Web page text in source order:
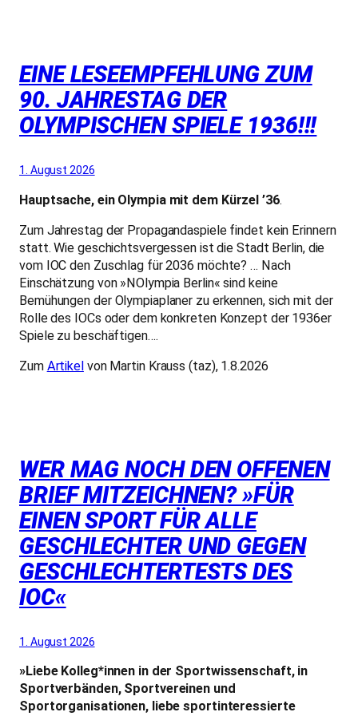
EINE LESEEMPFEHLUNG ZUM
90. JAHRESTAG DER
OLYMPISCHEN SPIELE 1936!!!
1. August 2026
Hauptsache, ein Olympia mit dem Kürzel ’36.
Zum Jahrestag der Propagandaspiele findet kein Erinnern
statt. Wie geschichtsvergessen ist die Stadt Berlin, die
vom IOC den Zuschlag für 2036 möchte? … Nach
Einschätzung von »NOlympia Berlin« sind keine
Bemühungen der Olympiaplaner zu erkennen, sich mit der
Rolle des IOCs oder dem konkreten Konzept der 1936er
Spiele zu beschäftigen….
Zum Artikelvon Martin Krauss (taz), 1.8.2026
WER MAG NOCH DEN OFFENEN
BRIEF MITZEICHNEN? »FÜR
EINEN SPORT FÜR ALLE
GESCHLECHTER UND GEGEN
GESCHLECHTERTESTS DES
IOC«
1. August 2026
»Liebe Kolleg*innen in der Sportwissenschaft, in
Sportverbänden, Sportvereinen und
Sportorganisationen, liebe sportinteressierte